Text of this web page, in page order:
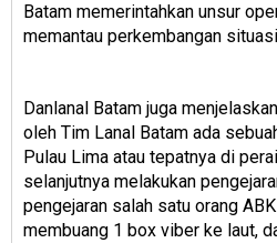
Batam memerintahkan unsur
memantau perkembangan
Danlanal Batam juga
oleh Tim Lanal Batam ada
Pulau Lima atau tepatnya di
selanjutnya melakukan
pengejaran salah satu orang
membuang 1 box viber ke laut,